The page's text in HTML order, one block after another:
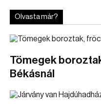
Olvasta már?
Tömegek
Békásnál